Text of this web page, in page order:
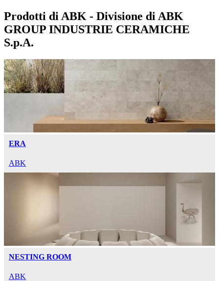
Prodotti di ABK - Divisione di ABK
GROUP INDUSTRIE CERAMICHE
S.p.A.
ERA
ABK
NESTING ROOM
ABK